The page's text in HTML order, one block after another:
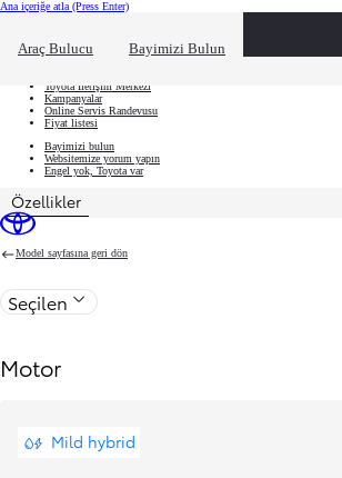
Ana içeriğe atla (Press Enter)
Araç Bulucu Bayimizi Bulun
Ne aramıştınız? Hızlı erişim alanını kapatmak için tıklayın
Toyota İletişim Merkezi
Kampanyalar
Online Servis Randevusu
Fiyat listesi
Bayimizi bulun
Websitemize yorum yapın
Engel yok, Toyota var
Fiyat güncellendi The price of your configuration is ₺14.700.000
Özellikler
Model sayfasına geri dön
Seçilen
Motor
Mild hybrid